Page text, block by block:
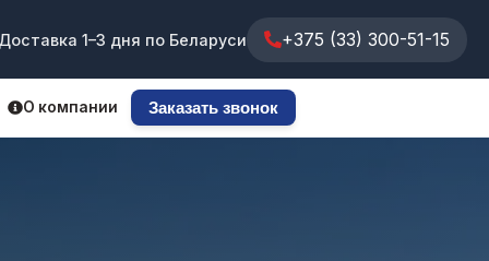
1–3 дня по Беларуси +375 (33) 300-51-15
О компании Заказать звонок
ЗАКАЗАТЬ ЗВОНОК